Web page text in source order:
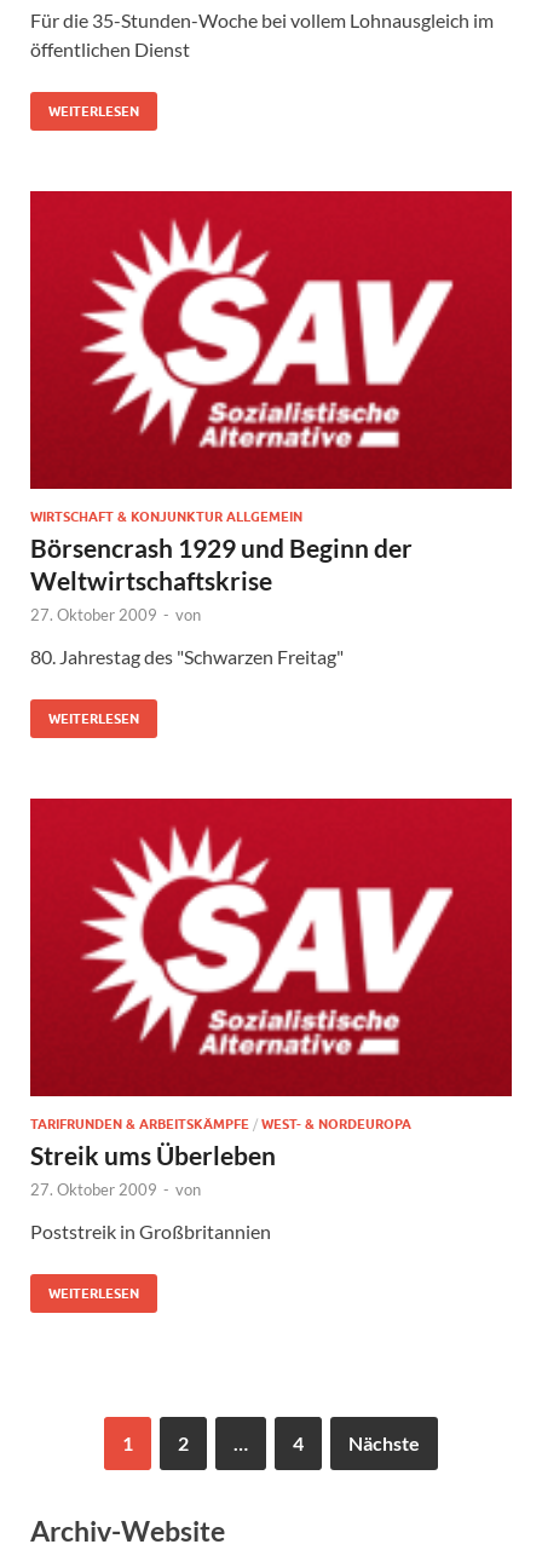
Für die 35-Stunden-Woche bei vollem Lohnausgleich im
öffentlichen Dienst
WEITERLESEN
WIRTSCHAFT & KONJUNKTUR ALLGEMEIN
Börsencrash 1929 und Beginn der
Weltwirtschaftskrise
27. Oktober 2009 - von
80. Jahrestag des "Schwarzen Freitag"
WEITERLESEN
TARIFRUNDEN & ARBEITSKÄMPFE / WEST- & NORDEUROPA
Streik ums Überleben
27. Oktober 2009 - von
Poststreik in Großbritannien
WEITERLESEN
1 2 4 Nächste
Archiv-Website